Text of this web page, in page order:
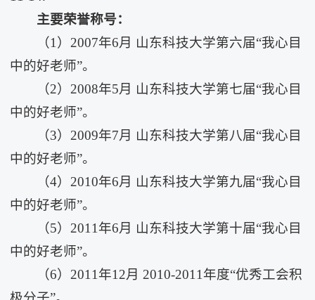
主要荣誉称号：
（1）2007年6月 山东科技大学第六届“我心目
中的好老师”。
（2）2008年5月 山东科技大学第七届“我心目
中的好老师”。
（3）2009年7月 山东科技大学第八届“我心目
中的好老师”。
（4）2010年6月 山东科技大学第九届“我心目
中的好老师”。
（5）2011年6月 山东科技大学第十届“我心目
中的好老师”。
（6）2011年12月 2010-2011年度“优秀工会积